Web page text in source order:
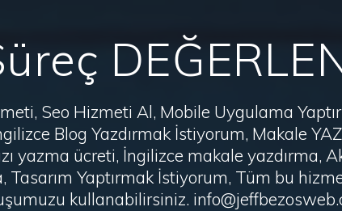
Seo Hizmeti Al, Mobile Uygulama
Blog Yazdırmak İstiyorum, Makale
yazma ücreti, İngilizce makale
Tasarım Yaptırmak İstiyorum, Tüm bu
kullanabilirsiniz.